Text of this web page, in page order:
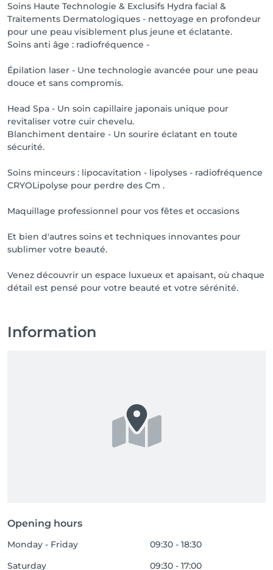
Soins Haute Technologie & Exclusifs Hydra facial &
Traitements Dermatologiques - nettoyage en profondeur
pour une peau visiblement plus jeune et éclatante.
Soins anti âge : radiofréquence -
Épilation laser - Une technologie avancée pour une peau
douce et sans compromis.
Head Spa - Un soin capillaire japonais unique pour
revitaliser votre cuir chevelu.
Blanchiment dentaire - Un sourire éclatant en toute
sécurité.
Soins minceurs : lipocavitation - lipolyses - radiofréquence
CRYOLipolyse pour perdre des Cm .
Maquillage professionnel pour vos fêtes et occasions
Et bien d'autres soins et techniques innovantes pour
sublimer votre beauté.
Venez découvrir un espace luxueux et apaisant, où chaque
détail est pensé pour votre beauté et votre sérénité.
Information
Opening hours
Monday - Friday
09:30 - 18:30
Saturday
09:30 - 17:00